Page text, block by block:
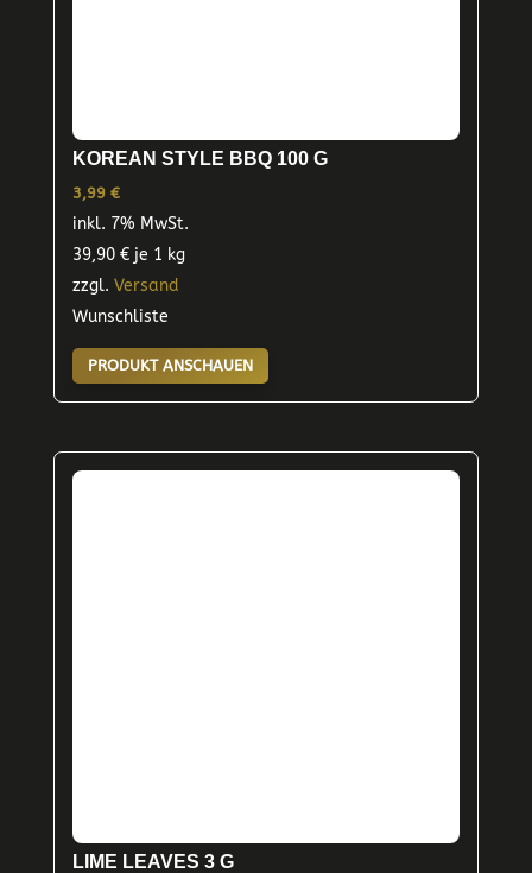
KOREAN STYLE BBQ 100 G
3,99 €
inkl. 7% MwSt.
39,90 €je 1 kg
zzgl. Versand
Wunschliste
PRODUKT ANSCHAUEN
LIME LEAVES 3 G